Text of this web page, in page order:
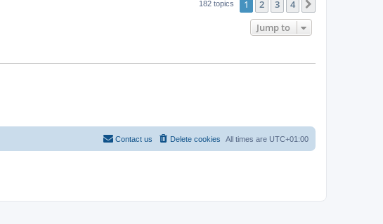
182 topics 1 2 3 4
Jump to
All times are UTC+01:00
Delete cookies
Contact us